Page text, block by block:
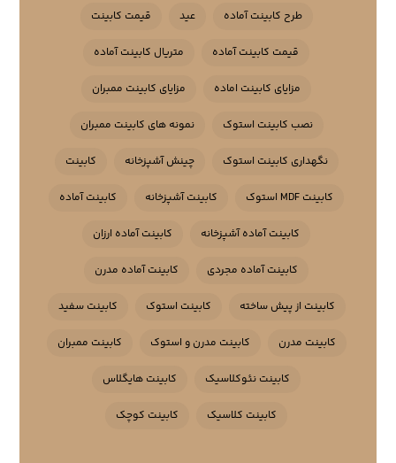
طرح کابینت آماده عید قیمت کابینت
قیمت کابینت آماده متریال کابینت آماده
مزایای کابینت اماده مزایای کابینت ممبران
نصب کابینت استوک نمونه های کابینت ممبران
نگهداری کابینت استوک چینش آشپزخانه کابینت
کابینت MDF استوک کابینت آشپزخانه کابینت آماده
کابینت آماده آشپزخانه کابینت آماده ارزان
کابینت آماده مجردی کابینت آماده مدرن
کابینت از پیش ساخته کابینت استوک کابینت سفید
کابینت مدرن کابینت مدرن و استوک کابینت ممبران
کابینت نئوکلاسیک کابینت هایگلاس
کابینت کلاسیک کابینت کوچک